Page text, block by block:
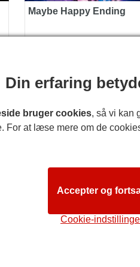
Maybe Happy Ending
Silence of the Lambs
Din erfaring
bruger cookies, så vi kan
For at læse mere om de
Cookie-
Accepter og